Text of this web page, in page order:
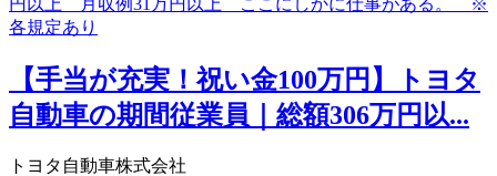
【手当が充実！祝い金100万円】トヨタ
自動車の期間従業員｜総額306万円以...
トヨタ自動車株式会社